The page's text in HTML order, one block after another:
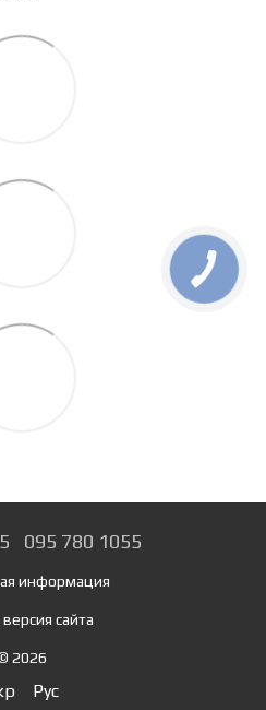
095 780 1055
информация
сайта
2026
Рус